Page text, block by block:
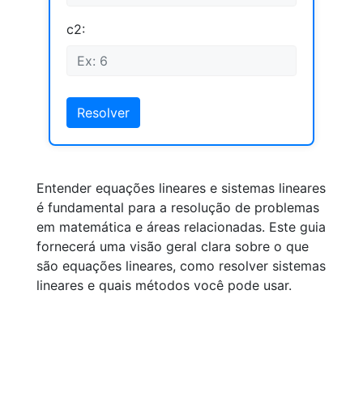
c2:
Resolver
Entender equações lineares e sistemas lineares
é fundamental para a resolução de problemas
em matemática e áreas relacionadas. Este guia
fornecerá uma visão geral clara sobre o que
são equações lineares, como resolver sistemas
lineares e quais métodos você pode usar.